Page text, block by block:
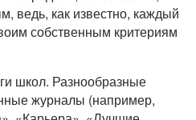
ведь, как известно, каждый
собственным критериям
школ. Разнообразные
журналы (например,